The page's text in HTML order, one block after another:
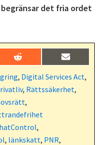
det fria ordet
Dela
på
R
e
d
i
t
Dela
på
E
-
p
s
, Digital Services Act,
, Rättssäkerhet,
,
,
, länkskatt, PNR,